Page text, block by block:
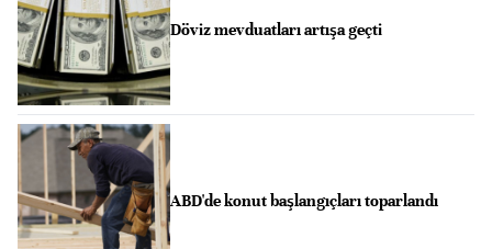
Döviz mevduatları artışa geçti
ABD'de konut başlangıçları toparlandı